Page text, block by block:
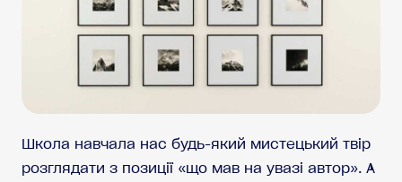
Школа навчала нас будь-який мистецький твір
розглядати з позиції «що мав на увазі автор». А